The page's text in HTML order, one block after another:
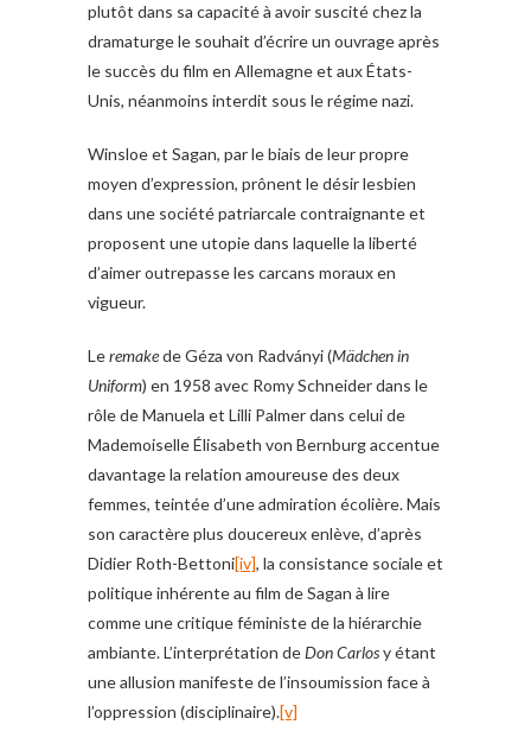
plutôt dans sa capacité à avoir suscité chez la
dramaturge le souhait d’écrire un ouvrage après
le succès du film en Allemagne et aux États-
Unis, néanmoins interdit sous le régime nazi.
Winsloe et Sagan, par le biais de leur propre
moyen d’expression, prônent le désir lesbien
dans une société patriarcale contraignante et
proposent une utopie dans laquelle la liberté
d’aimer outrepasse les carcans moraux en
vigueur.
Leremakede Géza von Radványi (Mädchen in
Uniform) en 1958 avec Romy Schneider dans le
rôle de Manuela et Lilli Palmer dans celui de
Mademoiselle Élisabeth von Bernburg accentue
davantage la relation amoureuse des deux
femmes, teintée d’une admiration écolière. Mais
son caractère plus doucereux enlève, d’après
Didier Roth-Bettoni[iv], la consistance sociale et
politique inhérente au film de Sagan à lire
comme une critique féministe de la hiérarchie
ambiante. L’interprétation deDon Carlosy étant
une allusion manifeste de l’insoumission face à
l’oppression (disciplinaire).[v]